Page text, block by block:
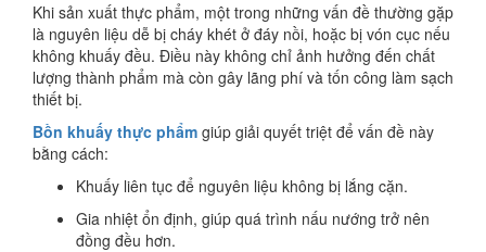
Khi sản xuất thực phẩm, một trong những vấn đề thường gặp
là nguyên liệu dễ bị cháy khét ở đáy nồi, hoặc bị vón cục nếu
không khuấy đều. Điều này không chỉ ảnh hưởng đến chất
lượng thành phẩm mà còn gây lãng phí và tốn công làm sạch
thiết bị.
Bồn khuấy thực phẩm giúp giải quyết triệt để vấn đề này
bằng cách:
Khuấy liên tục để nguyên liệu không bị lắng cặn.
Gia nhiệt ổn định, giúp quá trình nấu nướng trở nên
đồng đều hơn.